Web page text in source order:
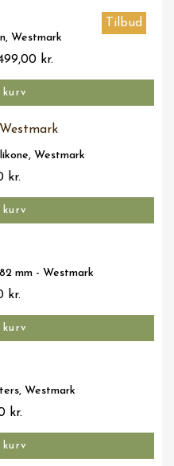
Tilbud
Westmark
kr.
Westmark
kr.
mm - Westmark
kr.
Westmark
kr.